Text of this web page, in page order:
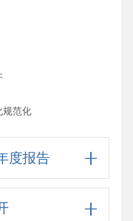
规范化
度报告